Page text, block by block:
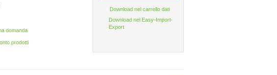
domanda
prodotti
Download nel carrello dati
Download nel Easy-Import-
Export